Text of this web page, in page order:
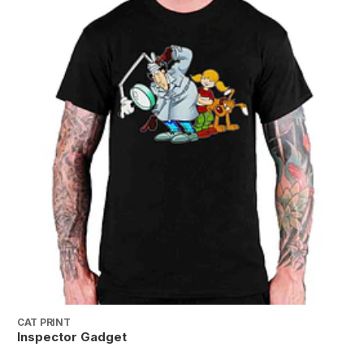
CAT PRINT
Inspector Gadget